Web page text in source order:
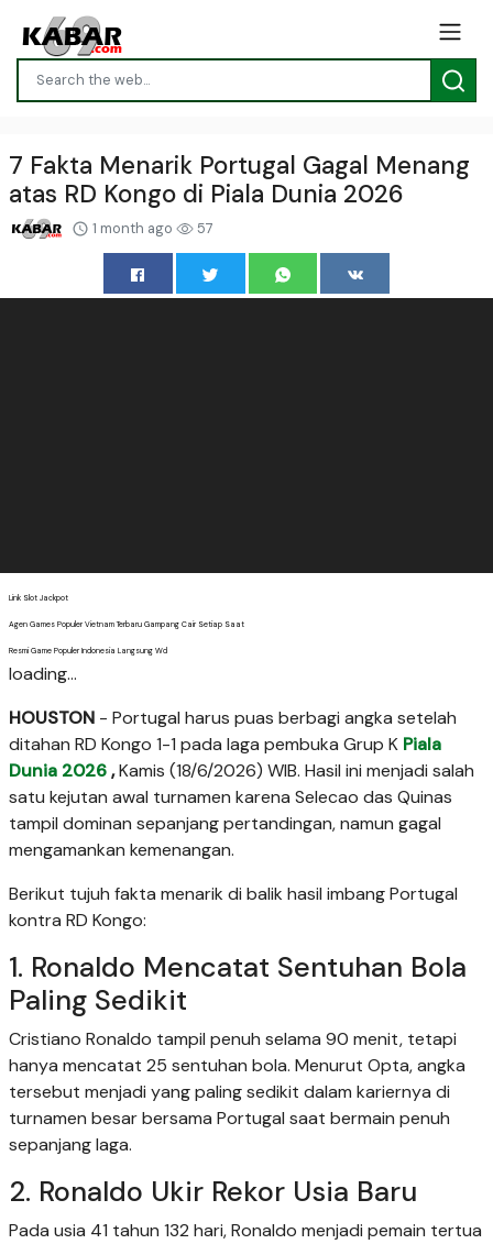
7 Fakta Menarik Portugal Gagal Menang
atas RD Kongo di Piala Dunia 2026
1 month ago 57
Link Slot Jackpot
Agen Games Populer Vietnam Terbaru Gampang Cair Setiap Saat
Resmi Game Populer Indonesia Langsung Wd
loading...
HOUSTON - Portugal harus puas berbagi angka setelah
ditahan RD Kongo 1-1 pada laga pembuka Grup K Piala
Dunia 2026,Kamis (18/6/2026) WIB. Hasil ini menjadi salah
satu kejutan awal turnamen karena Selecao das Quinas
tampil dominan sepanjang pertandingan, namun gagal
mengamankan kemenangan.
Berikut tujuh fakta menarik di balik hasil imbang Portugal
kontra RD Kongo:
1. Ronaldo Mencatat Sentuhan Bola
Paling Sedikit
Cristiano Ronaldo tampil penuh selama 90 menit, tetapi
hanya mencatat 25 sentuhan bola. Menurut Opta, angka
tersebut menjadi yang paling sedikit dalam kariernya di
turnamen besar bersama Portugal saat bermain penuh
sepanjang laga.
2. Ronaldo Ukir Rekor Usia Baru
Pada usia 41 tahun 132 hari, Ronaldo menjadi pemain tertua